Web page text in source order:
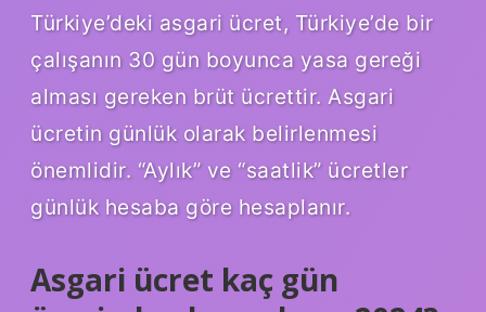
Türkiye’deki asgari ücret, Türkiye’de bir
çalışanın 30 gün boyunca yasa gereği
alması gereken brüt ücrettir. Asgari
ücretin günlük olarak belirlenmesi
önemlidir. “Aylık” ve “saatlik” ücretler
günlük hesaba göre hesaplanır.
Asgari ücret kaç gün